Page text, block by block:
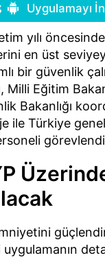
Uygulamayı
yılı
en üst
bir güvenlik
Milli Eğitim
Bakanlığı
ile Türkiye